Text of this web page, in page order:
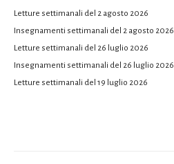
Letture settimanali del 2 agosto 2026
Insegnamenti settimanali del 2 agosto 2026
Letture settimanali del 26 luglio 2026
Insegnamenti settimanali del 26 luglio 2026
Letture settimanali del 19 luglio 2026